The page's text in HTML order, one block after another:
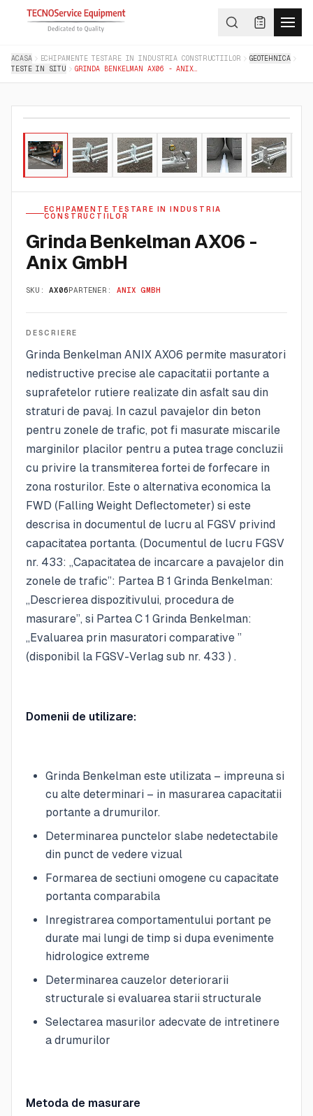
ACASA ECHIPAMENTE TESTARE IN INDUSTRIA CONSTRUCTIILOR
GEOTEHNICA
TESTE IN SITU
GRINDA BENKELMAN AX06 - ANIX GMBH
ECHIPAMENTE TESTARE IN INDUSTRIA
CONSTRUCTIILOR
Grinda Benkelman AX06 -
Anix GmbH
SKU: AX06PARTENER: ANIX GMBH
DESCRIERE
Grinda Benkelman ANIX AX06 permite masuratori
nedistructive precise ale capacitatii portante a
suprafetelor rutiere realizate din asfalt sau din
straturi de pavaj. In cazul pavajelor din beton
pentru zonele de trafic, pot fi masurate miscarile
marginilor placilor pentru a putea trage concluzii
cu privire la transmiterea fortei de forfecare in
zona rosturilor. Este o alternativa economica la
FWD (Falling Weight Deflectometer) si este
descrisa in documentul de lucru al FGSV privind
capacitatea portanta. (Documentul de lucru FGSV
nr. 433: „Capacitatea de incarcare a pavajelor din
zonele de trafic”: Partea B 1 Grinda Benkelman:
„Descrierea dispozitivului, procedura de
masurare”, si Partea C 1 Grinda Benkelman:
„Evaluarea prin masuratori comparative ”
(disponibil la FGSV-Verlag sub nr. 433 ) .
Domenii de utilizare:
Grinda Benkelman este utilizata – impreuna si
cu alte determinari – in masurarea capacitatii
portante a drumurilor.
Determinarea punctelor slabe nedetectabile
din punct de vedere vizual
Formarea de sectiuni omogene cu capacitate
portanta comparabila
Inregistrarea comportamentului portant pe
durate mai lungi de timp si dupa evenimente
hidrologice extreme
Determinarea cauzelor deteriorarii
structurale si evaluarea starii structurale
Selectarea masurilor adecvate de intretinere
a drumurilor
Metoda de masurare